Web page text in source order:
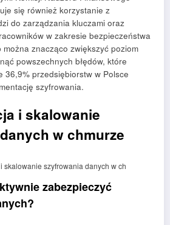
się również korzystanie z
do zarządzania kluczami oraz
w zakresie bezpieczeństwa
znacząco zwiększyć poziom
powszechnych błędów, które
36,9% przedsiębiorstw w Polsce
szyfrowania.
i skalowanie
w chmurze
zabezpieczyć